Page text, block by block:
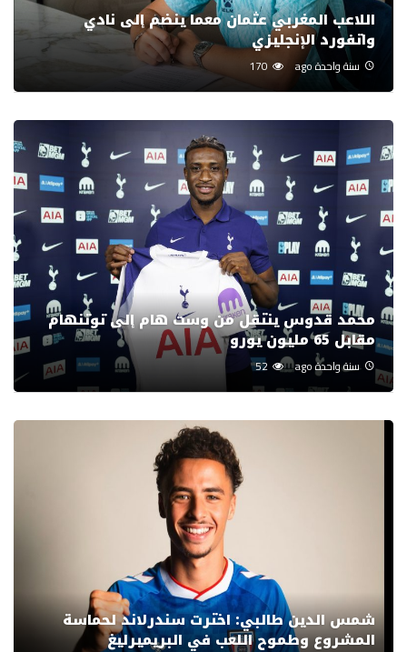
اللاعب المغربي عثمان معما ينضم إلى نادي
واتفورد الإنجليزي
سنة واحدة ago 170
محمد قدوس ينتقل من وست هام إلى توتنهام
مقابل 65 مليون يورو
سنة واحدة ago 52
شمس الدين طالبي: اخترت سندرلاند لحماسة
المشروع وطموح اللعب في البريميرليغ